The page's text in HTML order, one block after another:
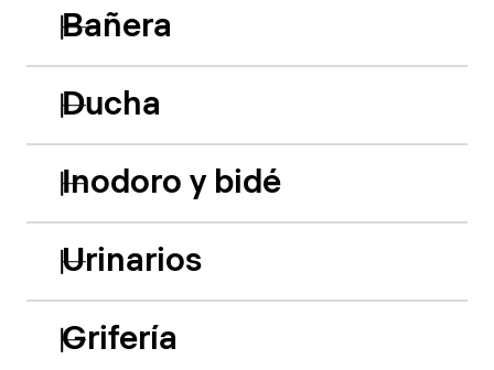
Bañera
Ducha
Inodoro y bidé
Urinarios
Grifería